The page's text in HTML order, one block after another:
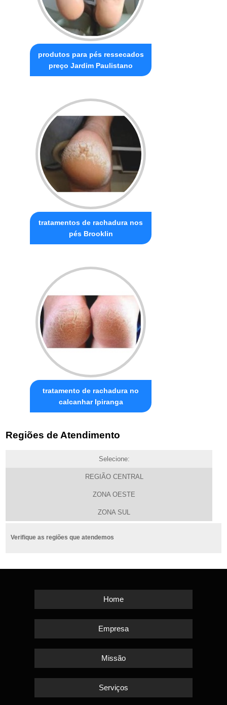
produtos para pés ressecados
preço Jardim Paulistano
tratamentos de rachadura nos
pés Brooklin
tratamento de rachadura no
calcanhar Ipiranga
Regiões de Atendimento
Selecione:
REGIÃO CENTRAL
ZONA OESTE
ZONA SUL
Verifique as regiões que atendemos
Home
Empresa
Missão
Serviços